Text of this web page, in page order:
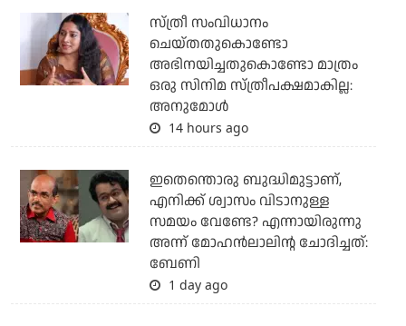
സ്ത്രീ സംവിധാനം
ചെയ്തതുകൊണ്ടോ
അഭിനയിച്ചതുകൊണ്ടോ മാത്രം
ഒരു സിനിമ സ്ത്രീപക്ഷമാകില്ല:
അനുമോൾ
14 hours ago
ഇതെന്തൊരു ബുദ്ധിമുട്ടാണ്,
എനിക്ക് ശ്വാസം വിടാനുള്ള
സമയം വേണ്ടേ? എന്നായിരുന്നു
അന്ന് മോഹൻലാലിന്റ ചോദിച്ചത്:
ബേണി
1 day ago